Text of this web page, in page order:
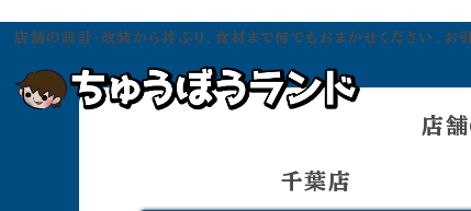
店舗の設計・改装から丼ぶり、食材まで何でもおまかせください
店舗
千葉店